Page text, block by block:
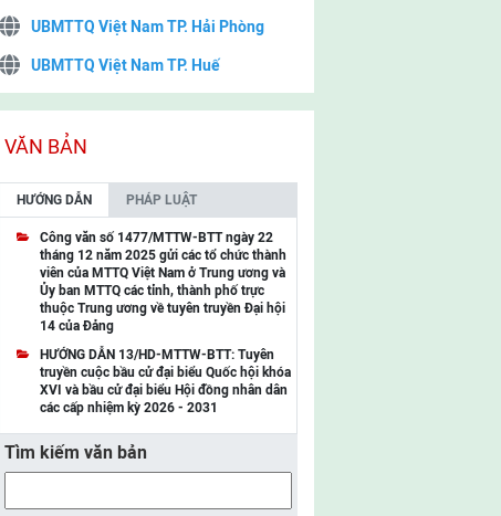
UBMTTQ Việt Nam TP. Hải Phòng
UBMTTQ Việt Nam TP. Huế
UBMTTQ Việt Nam TP. Cần Thơ
UBMTTQ Việt Nam tỉnh Quảng Ninh
UBMTTQ Việt Nam tỉnh Cao Bằng
UBMTTQ Việt Nam tỉnh Lạng Sơn
UBMTTQ Việt Nam tỉnh Lai Châu
UBMTTQ Việt Nam tỉnh Điện Biên
UBMTTQ Việt Nam tỉnh Sơn La
UBMTTQ Việt Nam tỉnh Thanh Hóa
UBMTTQ Việt Nam tỉnh Nghệ An
VĂN BẢN
HƯỚNG DẪN PHÁP LUẬT
Công văn số 1477/MTTW-BTT ngày 22
tháng 12 năm 2025 gửi các tổ chức thành
viên của MTTQ Việt Nam ở Trung ương và
Ủy ban MTTQ các tỉnh, thành phố trực
thuộc Trung ương về tuyên truyền Đại hội
14 của Đảng
HƯỚNG DẪN 13/HD-MTTW-BTT: Tuyên
truyền cuộc bầu cử đại biểu Quốc hội khóa
XVI và bầu cử đại biểu Hội đồng nhân dân
các cấp nhiệm kỳ 2026 - 2031
Tìm kiếm văn bản